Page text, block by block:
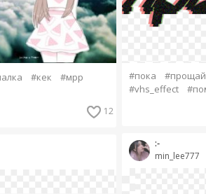
#кек
#мрр
12
#пока
#прощай
#vhs_effect
min_lee777
:-